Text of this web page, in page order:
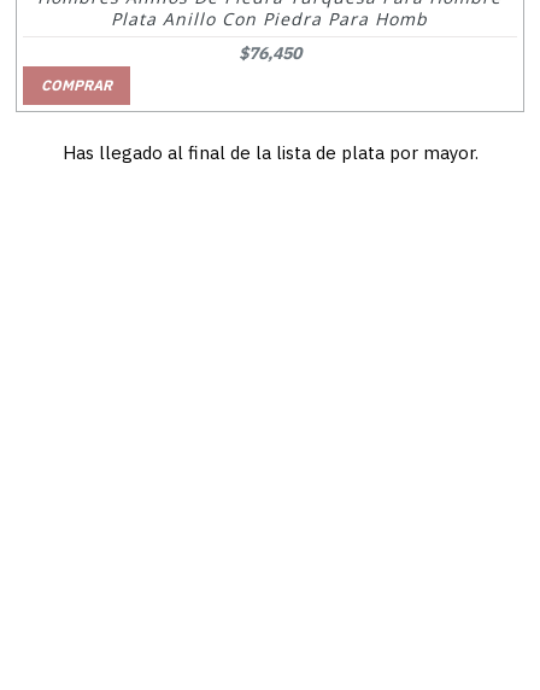
Plata Anillo Con Piedra Para Homb
$76,450
COMPRAR
Has llegado al final de la lista de plata por mayor.